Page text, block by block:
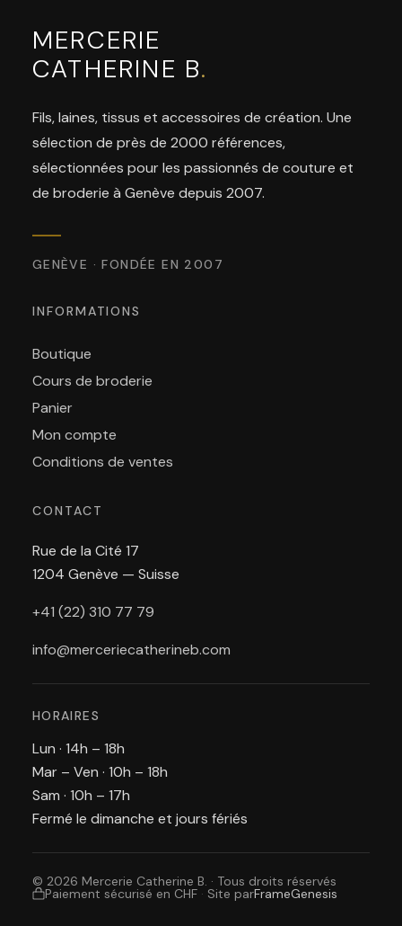
MERCERIE
CATHERINE B.
Fils, laines, tissus et accessoires de création. Une
sélection de près de 2000 références,
sélectionnées pour les passionnés de couture et
de broderie à Genève depuis 2007.
GENÈVE · FONDÉE EN 2007
INFORMATIONS
Boutique
Cours de broderie
Panier
Mon compte
Conditions de ventes
CONTACT
Rue de la Cité 17
1204 Genève — Suisse
+41 (22) 310 77 79
info@merceriecatherineb.com
HORAIRES
Lun · 14h – 18h
Mar – Ven · 10h – 18h
Sam · 10h – 17h
Fermé le dimanche et jours fériés
© 2026 Mercerie Catherine B. · Tous droits réservés
Paiement sécurisé en CHF · Site parFrameGenesis